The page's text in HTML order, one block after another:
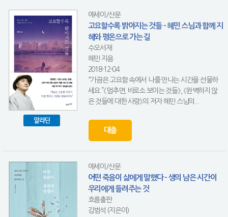
알라딘
에세이/산문
고요할수록 밝아지는 것들 - 혜민 스님과 함께 지
혜와 평온으로 가는 길
수오서재
혜민 지음
2018-12-04
“가끔은 고요함 속에서 나를 만나는 시간을 선물하
세요.”《멈추면, 비로소 보이는 것들》, 《완벽하지 않
은 것들에 대한 사랑》의 저자 혜민 스님의...
대출
에세이/산문
어떤 죽음이 삶에게 말했다 - 생의 남은 시간이
우리에게 들려주는 것
흐름출판
김범석 (지은이)